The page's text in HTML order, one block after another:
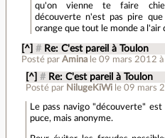
qu'on vienne te faire
découverte n'est pas pire que
orange que tout le monde a l'air
[^] # Re: C'est pareil à Toulon
Posté par Amina le 09 mars 2012 à
[^] # Re: C'est pareil à Toulon
Posté par NilugeKiWi le 09 mars
Le pass navigo "découverte" est
puce, mais anonyme.